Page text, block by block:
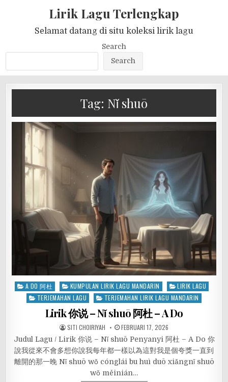
Lirik Lagu Terlengkap
Selamat datang di situ koleksi lirik lagu
Search
Search
Tag: Nǐ shuō
Posted
A DO 阿杜 KUMPULAN LIRIK LAGU MANDARIN
LIRIK LAGU
TERJEMAHAN LAGU
TERJEMAHAN LIRIK LAGU MANDARIN
Lirik 你说 – Nǐ shuō 阿杜 – A Do
SITI CHOIRIYAH FEBRUARI 17, 2026
Judul Lagu / Lirik 你说 – Nǐ shuō Penyanyi 阿杜 – A Do 你
說我從來不會多想你說我每年都一樣以為這對我是個夸獎一直到
離開的那一晚 Nǐ shuō wǒ cónglái bu huì duō xiǎngnǐ shuō
wǒ měinián…